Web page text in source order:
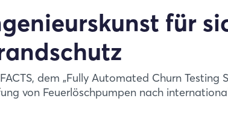
für
dem „Fully Automated Churn
von Feuerlöschpumpen nach